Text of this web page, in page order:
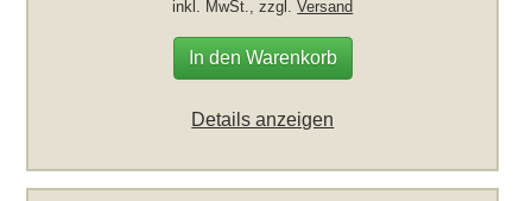
inkl. MwSt., zzgl.Versand
In den Warenkorb
Details anzeigen